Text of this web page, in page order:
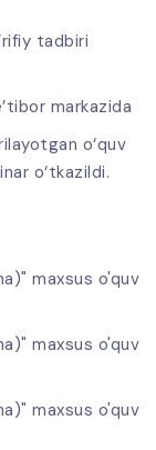
tadbiri
markazida
o‘quv
o‘tkazildi.
maxsus o'quv
maxsus o'quv
maxsus o'quv